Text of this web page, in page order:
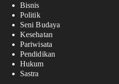
Bisnis
Politik
Seni Budaya
Kesehatan
Pariwisata
Pendidikan
Hukum
Sastra